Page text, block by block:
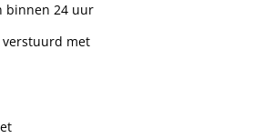
binnen 24 uur
verstuurd met